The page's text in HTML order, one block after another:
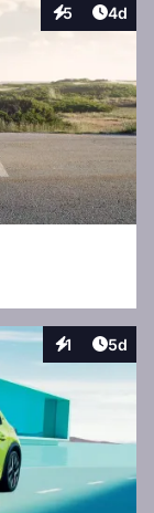
5
Interaktionen
4d
1
Interaktionen
5d